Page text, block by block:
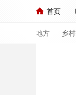
首页
人民领袖习
直播
海外频道
地方 乡